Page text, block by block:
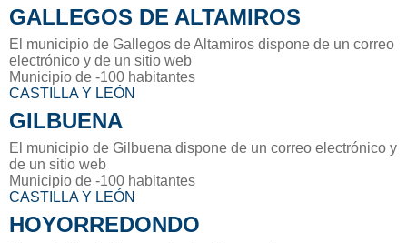
GALLEGOS DE ALTAMIROS
El municipio de Gallegos de Altamiros dispone de un correo
electrónico y de un sitio web
Municipio de -100 habitantes
CASTILLA Y LEÓN
GILBUENA
El municipio de Gilbuena dispone de un correo electrónico y
de un sitio web
Municipio de -100 habitantes
CASTILLA Y LEÓN
HOYORREDONDO